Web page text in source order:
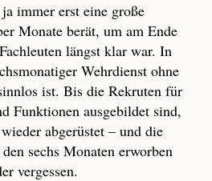
immer erst eine große
Monate berät, um am Ende
längst klar war. In
Wehrdienst ohne
ist. Bis die Rekruten für
Funktionen ausgebildet sind,
abgerüstet – und die
sechs Monaten erworben
vergessen.